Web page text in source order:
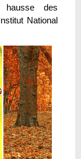
des
National